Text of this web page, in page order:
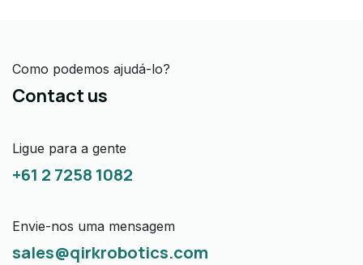
Como podemos ajudá-lo?
Contact us
Ligue para a gente
+61 2 7258 1082
Envie-nos uma mensagem
sales@qirkrobotics.com